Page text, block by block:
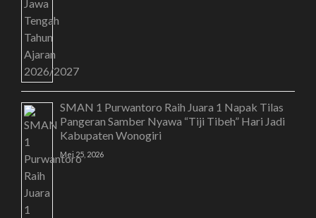
SMAN 1 Purwantoro Raih Juara 1 Napak Tilas
Pangeran Samber Nyawa “Tiji Tibeh” Hari Jadi
Kabupaten Wonogiri
Mei 25, 2026